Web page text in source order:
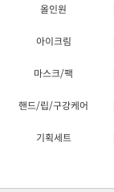
올인원
아이크림
마스크/팩
핸드/립/구강케어
기획세트